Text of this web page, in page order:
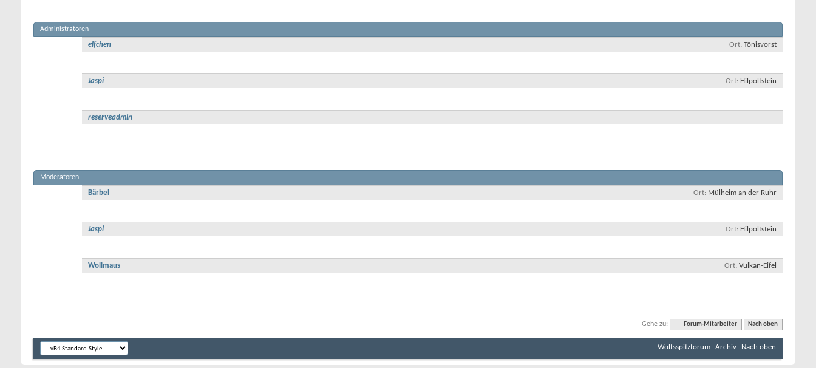
Administratoren
Ort Tönisvorst
elfchen
Ort Hilpoltstein
Jaspi
reserveadmin
Moderatoren
Ort Mülheim an der Ruhr
Bärbel
Ort Hilpoltstein
Jaspi
Ort Vulkan-Eifel
Wollmaus
Gehe zu: Forum-Mitarbeiter Nach oben
Wolfsspitzforum Archiv Nach oben